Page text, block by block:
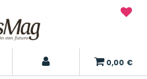
0,00 €